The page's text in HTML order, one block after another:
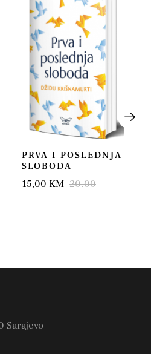
PRVA I POSLEDNJA
SLOBODA
15,00 KM 20.00
Sarajevo